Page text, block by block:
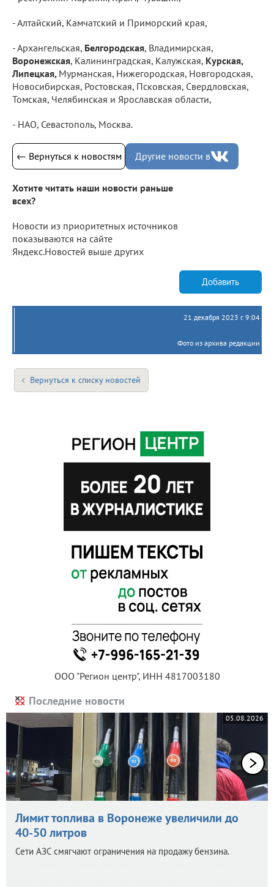
- Алтайский, Камчатский и Приморский края,
- Архангельская, Белгородская, Владимирская,
Воронежская, Калининградская, Калужская, Курская,
Липецкая, Мурманская, Нижегородская, Новгородская,
Новосибирская, Ростовская, Псковская, Свердловская,
Томская, Челябинская и Ярославская области,
- НАО, Севастополь, Москва.
← Вернуться к новостям Другие новости в
Хотите читать наши новости раньше
всех?
Новости из приоритетных источников
показываются на сайте
Яндекс.Новостей выше других
Добавить
21 декабря 2023 г. 9:04
Фото из архива редакции
Вернуться к списку новостей
ООО "Регион центр", ИНН 4817003180
Последние новости
05.08.2026
Лимит топлива в Воронеже увеличили до
40-50 литров
Сети АЗС смягчают ограничения на продажу бензина.